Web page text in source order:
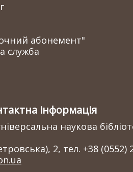
абонемент"
служба
інформація
наукова
2, тел. +38 (0552)